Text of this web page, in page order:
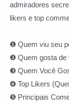
admiradores
likers e top
❶ Quem viu seu
❷ Quem gosta de
❸ Quem Você
❹ Top Likers
❺ Principais